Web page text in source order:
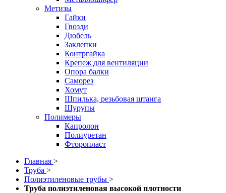
Метизы
Гайки
Гвозди
Дюбель
Заклепки
Контргайка
Крепеж для вентиляции
Опора балки
Саморез
Хомут
Шпилька, резьбовая штанга
Шурупы
Полимеры
Капролон
Полиуретан
Фторопласт
Главная >
Труба >
Полиэтиленовые трубы >
Труба полиэтиленовая высокой плотности